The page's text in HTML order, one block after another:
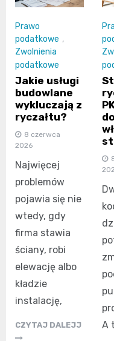
Prawo
podatkowe ,
Zwolnienia
podatkowe
Jakie usługi
budowlane
wykluczają z
ryczałtu?
8 czerwca
2026
Najwięcej
problemów
pojawia się nie
wtedy, gdy
firma stawia
ściany, robi
elewację albo
kładzie
instalację,
CZYTAJ DALEJJ
A